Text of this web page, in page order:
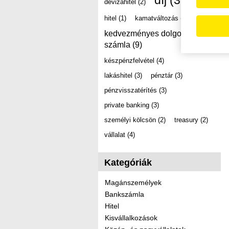
devizahitel (2)
hitel (1) kamatváltozás (2)
kedvezményes dolgozói
számla (9)
készpénzfelvétel (4)
lakáshitel (3) pénztár (3)
pénzvisszatérítés (3)
private banking (3)
személyi kölcsön (2) treasury (2)
vállalat (4)
Kategóriák
Magánszemélyek
Bankszámla
Hitel
Kisvállalkozások